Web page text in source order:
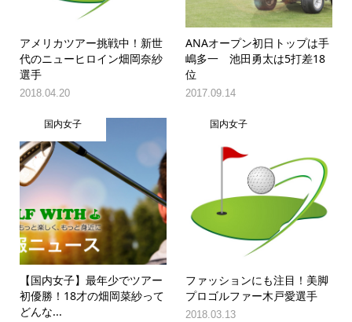
アメリカツアー挑戦中！新世
代のニューヒロイン畑岡奈紗
選手
2018.04.20
ANAオープン初日トップは手
嶋多一 池田勇太は5打差18
位
2017.09.14
国内女子
【国内女子】最年少でツアー
初優勝！18才の畑岡菜紗って
どんな...
国内女子
ファッションにも注目！美脚
プロゴルファー木戸愛選手
2018.03.13